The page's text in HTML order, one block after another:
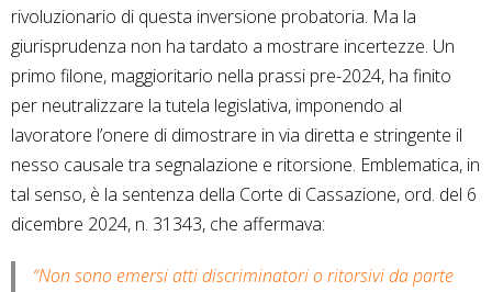
rivoluzionario di questa inversione probatoria. Ma la
giurisprudenza non ha tardato a mostrare incertezze. Un
primo filone, maggioritario nella prassi pre-2024, ha finito
per neutralizzare la tutela legislativa, imponendo al
lavoratore l’onere di dimostrare in via diretta e stringente il
nesso causale tra segnalazione e ritorsione. Emblematica, in
tal senso, è la sentenza della Corte di Cassazione, ord. del 6
dicembre 2024, n. 31343, che affermava:
“Non sono emersi atti discriminatori o ritorsivi da parte